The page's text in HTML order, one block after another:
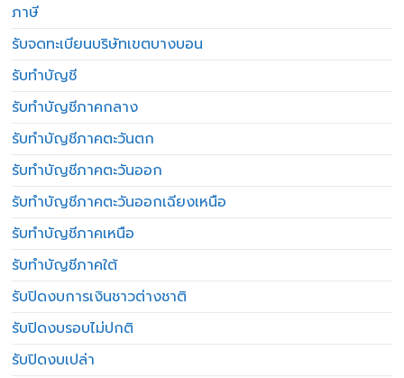
ภาษี
รับจดทะเบียนบริษัทเขตบางบอน
รับทำบัญชี
รับทำบัญชีภาคกลาง
รับทำบัญชีภาคตะวันตก
รับทำบัญชีภาคตะวันออก
รับทำบัญชีภาคตะวันออกเฉียงเหนือ
รับทำบัญชีภาคเหนือ
รับทำบัญชีภาคใต้
รับปิดงบการเงินชาวต่างชาติ
รับปิดงบรอบไม่ปกติ
รับปิดงบเปล่า